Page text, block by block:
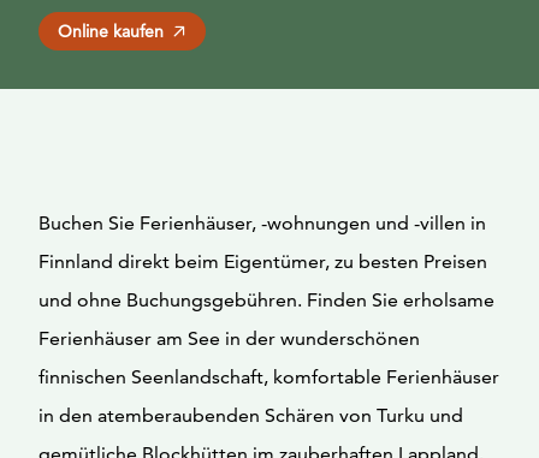
Online kaufen
Buchen Sie Ferienhäuser, -wohnungen und -villen in
Finnland direkt beim Eigentümer, zu besten Preisen
und ohne Buchungsgebühren. Finden Sie erholsame
Ferienhäuser am See in der wunderschönen
finnischen Seenlandschaft, komfortable Ferienhäuser
in den atemberaubenden Schären von Turku und